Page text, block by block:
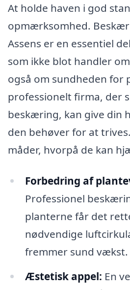
At holde haven i god
opmærksomhed.
Assens er en essentiel
som ikke blot handler
også om sundheden for
professionelt firma, der
beskæring, kan give din
den behøver for at
måder, hvorpå de kan
Forbedring af
Professionel
planterne får det
nødvendige
fremmer sund vækst.
Æstetisk appel: En